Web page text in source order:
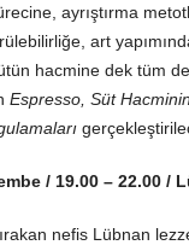
ayrıştırma
art
hacmine dek tüm
Espresso, Süt
/ 19.00 – 22.00 /
nefis Lübnan